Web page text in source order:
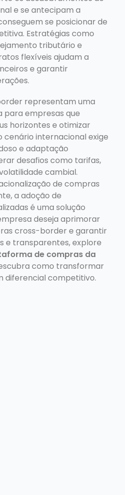
e se antecipam a
se posicionar de
Estratégias como
tributário e
flexíveis ajudam a
e garantir
representam uma
para empresas que
horizontes e otimizar
cenário internacional exige
e adaptação
desafios como tarifas,
cambial.
de compras
a adoção de
é uma solução
deseja aprimorar
cross-border e garantir
e transparentes, explore
de compras da
como transformar
diferencial competitivo.